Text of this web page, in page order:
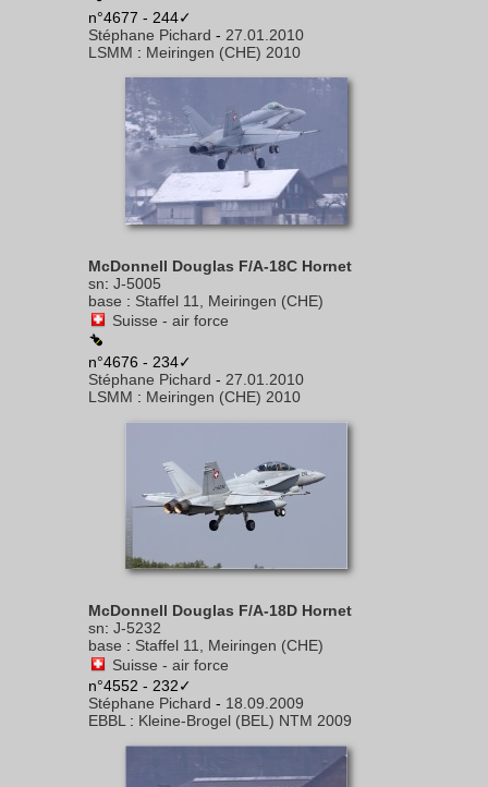
n°4677 - 244✓
Stéphane Pichard - 27.01.2010
LSMM : Meiringen (CHE) 2010
McDonnell Douglas F/A-18C Hornet
sn: J-5005
base : Staffel 11, Meiringen (CHE)
Suisse - air force
n°4676 - 234✓
Stéphane Pichard - 27.01.2010
LSMM : Meiringen (CHE) 2010
McDonnell Douglas F/A-18D Hornet
sn: J-5232
base : Staffel 11, Meiringen (CHE)
Suisse - air force
n°4552 - 232✓
Stéphane Pichard - 18.09.2009
EBBL : Kleine-Brogel (BEL) NTM 2009